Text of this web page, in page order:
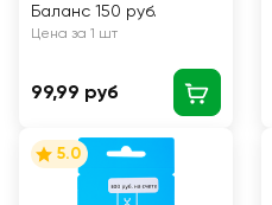
Баланс 150 руб.
Цена за 1 шт
99,99 руб
5.0